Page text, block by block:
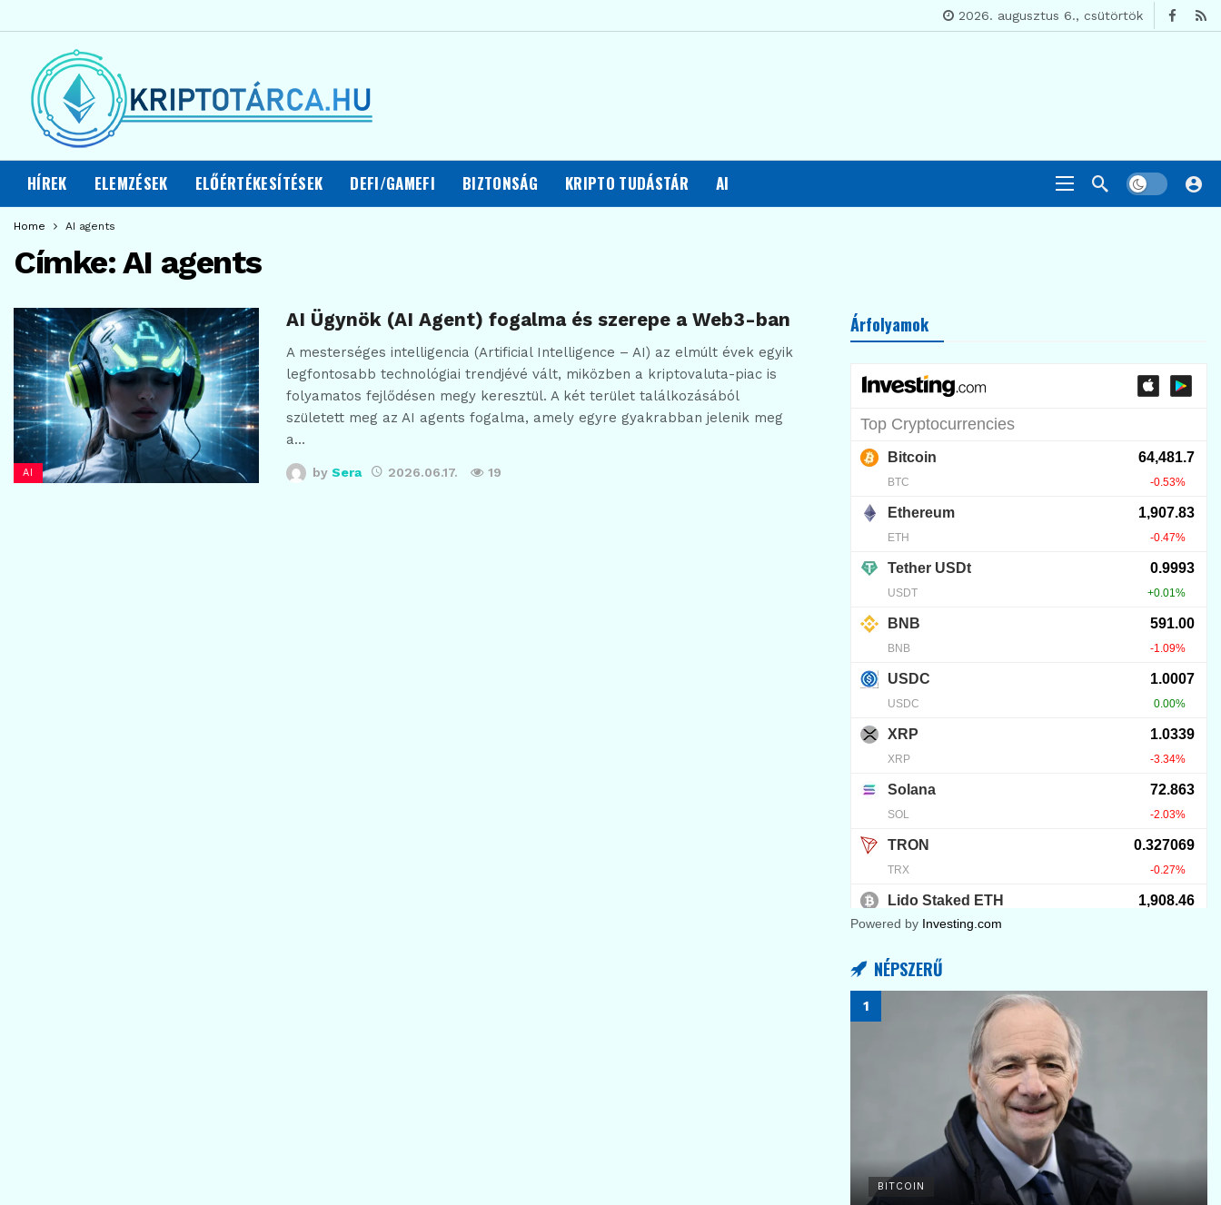
2026. augusztus 6., csütörtök
HÍREK ELEMZÉSEK ELŐÉRTÉKESÍTÉSEK DEFI/GAMEFI BIZTONSÁG KRIPTO TUDÁSTÁR AI
Home AI agents
Címke:AI agents
AI
AI Ügynök (AI Agent) fogalma és szerepe a Web3-ban
A mesterséges intelligencia (Artificial Intelligence – AI) az elmúlt évek egyik
legfontosabb technológiai trendjévé vált, miközben a kriptovaluta-piac is
folyamatos fejlődésen megy keresztül. A két terület találkozásából
született meg az AI agents fogalma, amely egyre gyakrabban jelenik meg
a…
by Sera 2026.06.17. 19
Árfolyamok
Powered by Investing.com
NÉPSZERŰ
BITCOIN